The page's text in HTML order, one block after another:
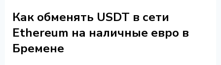
Как обменять USDT в сети
Ethereum на наличные евро в
Бремене